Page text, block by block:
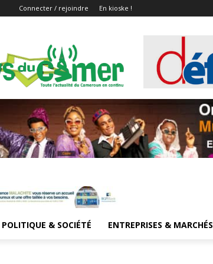
Connecter / rejoindre En kioske !
POLITIQUE & SOCIÉTÉ ENTREPRISES & MARCHÉS